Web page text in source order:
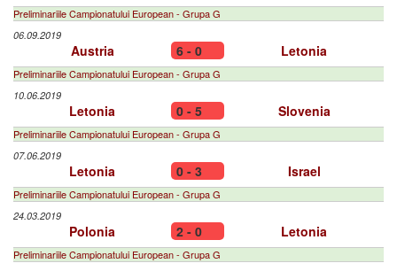
Preliminariile Campionatului European - Grupa G
06.09.2019
Austria 6 - 0 Letonia
Preliminariile Campionatului European - Grupa G
10.06.2019
Letonia 0 - 5 Slovenia
Preliminariile Campionatului European - Grupa G
07.06.2019
Letonia 0 - 3 Israel
Preliminariile Campionatului European - Grupa G
24.03.2019
Polonia 2 - 0 Letonia
Preliminariile Campionatului European - Grupa G